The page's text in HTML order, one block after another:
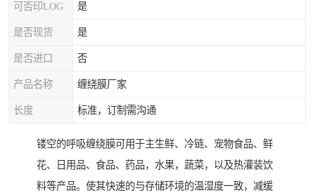
可否印LOG 是
是否现货 是
是否进口 否
产品名称 缠绕膜厂家
长度 标准，订制需沟通
镂空的呼吸缠绕膜可用于主生鲜、冷链、宠物食品、鲜
花、日用品、食品、药品，水果，蔬菜，以及热灌装饮
料等产品。使其快速的与存储环境的温湿度一致，减缓